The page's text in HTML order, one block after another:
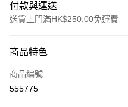
付款與運送
送貨上門滿HK$250.00免運費
信用卡
Apple Pay
商品特色
商品編號
555775